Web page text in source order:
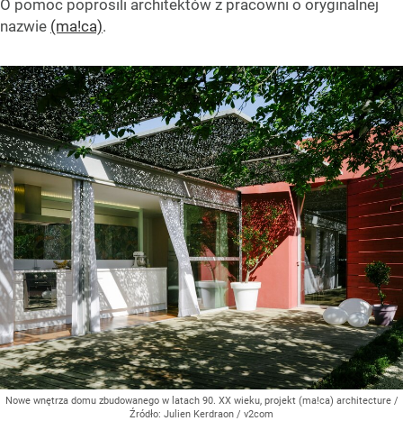
O pomoc poprosili architektów z pracowni o oryginalnej
nazwie (ma!ca).
Nowe wnętrza domu zbudowanego w latach 90. XX wieku, projekt (ma!ca) architecture /
Źródło: Julien Kerdraon / v2com